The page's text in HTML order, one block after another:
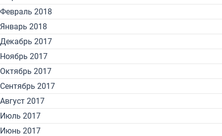
Февраль 2018
Январь 2018
Декабрь 2017
Ноябрь 2017
Октябрь 2017
Сентябрь 2017
Август 2017
Июль 2017
Июнь 2017